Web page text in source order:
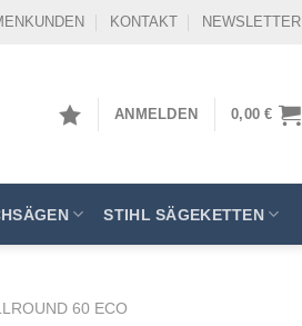
KONTAKT NEWSLETTER
ANMELDEN 0,00€
STIHL SÄGEKETTEN
60 ECO